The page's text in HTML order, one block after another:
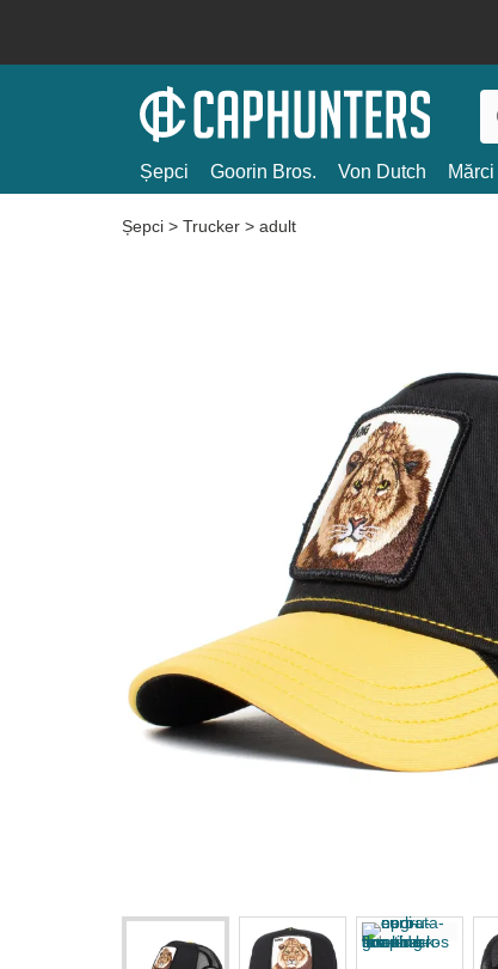
Șepci Goorin Bros. Von Dutch Mărci
Șepci > Trucker > adult